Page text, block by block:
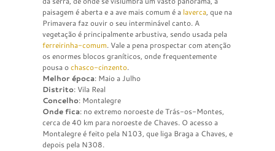
paisagem é aberta e a ave mais comum é a laverca, que na
Primavera faz ouvir o seu interminável canto. A
vegetação é principalmente arbustiva, sendo usada pela
ferreirinha-comum. Vale a pena prospectar com atenção
os enormes blocos graníticos, onde frequentemente
pousa ochasco-cinzento.
Melhor época: Maio a Julho
Distrito: Vila Real
Concelho: Montalegre
Onde fica: no extremo noroeste de Trás-os-Montes,
cerca de 40 km para noroeste de Chaves. O acesso a
Montalegre é feito pela N103, que liga Braga a Chaves, e
depois pela N308.